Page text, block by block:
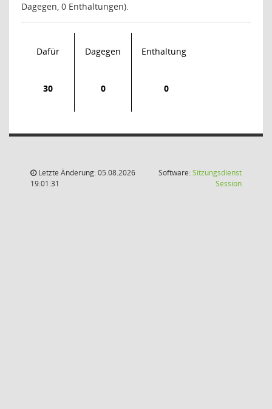
Dagegen, 0 Enthaltungen).
Dafür Dagegen Enthaltung
30 0 0
Letzte Änderung: 05.08.2026
19:01:31
Software:Sitzungsdienst
Session(Wird in